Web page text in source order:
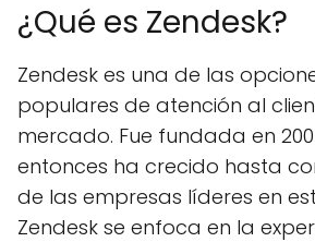
¿Qué es Zendesk?
Zendesk es una de las
populares de atención al
mercado. Fue fundada en
entonces ha crecido hasta
de las empresas líderes en
Zendesk se enfoca en la